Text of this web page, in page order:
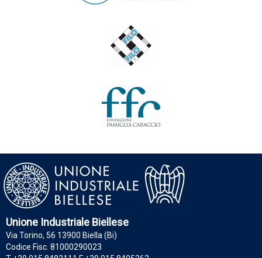
Unione Industriale Biellese
Via Torino, 56 13900 Biella (Bi)
Codice Fisc. 81000290023